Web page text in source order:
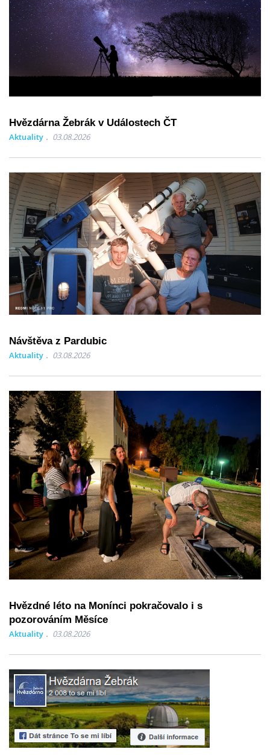
Hvězdárna Žebrák v Událostech ČT
Aktuality 03.08.2026
Návštěva z Pardubic
Aktuality 03.08.2026
Hvězdné léto na Monínci pokračovalo i s
pozorováním Měsíce
Aktuality 03.08.2026